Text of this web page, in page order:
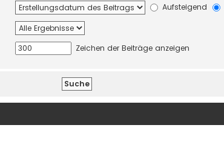
Aufsteigend
Zeichen der Beiträge anzeigen